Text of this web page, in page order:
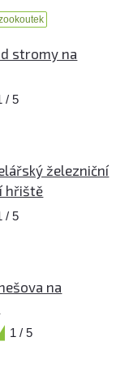
stromy na
/ 5
železniční
hřiště
/ 5
na
1 / 5